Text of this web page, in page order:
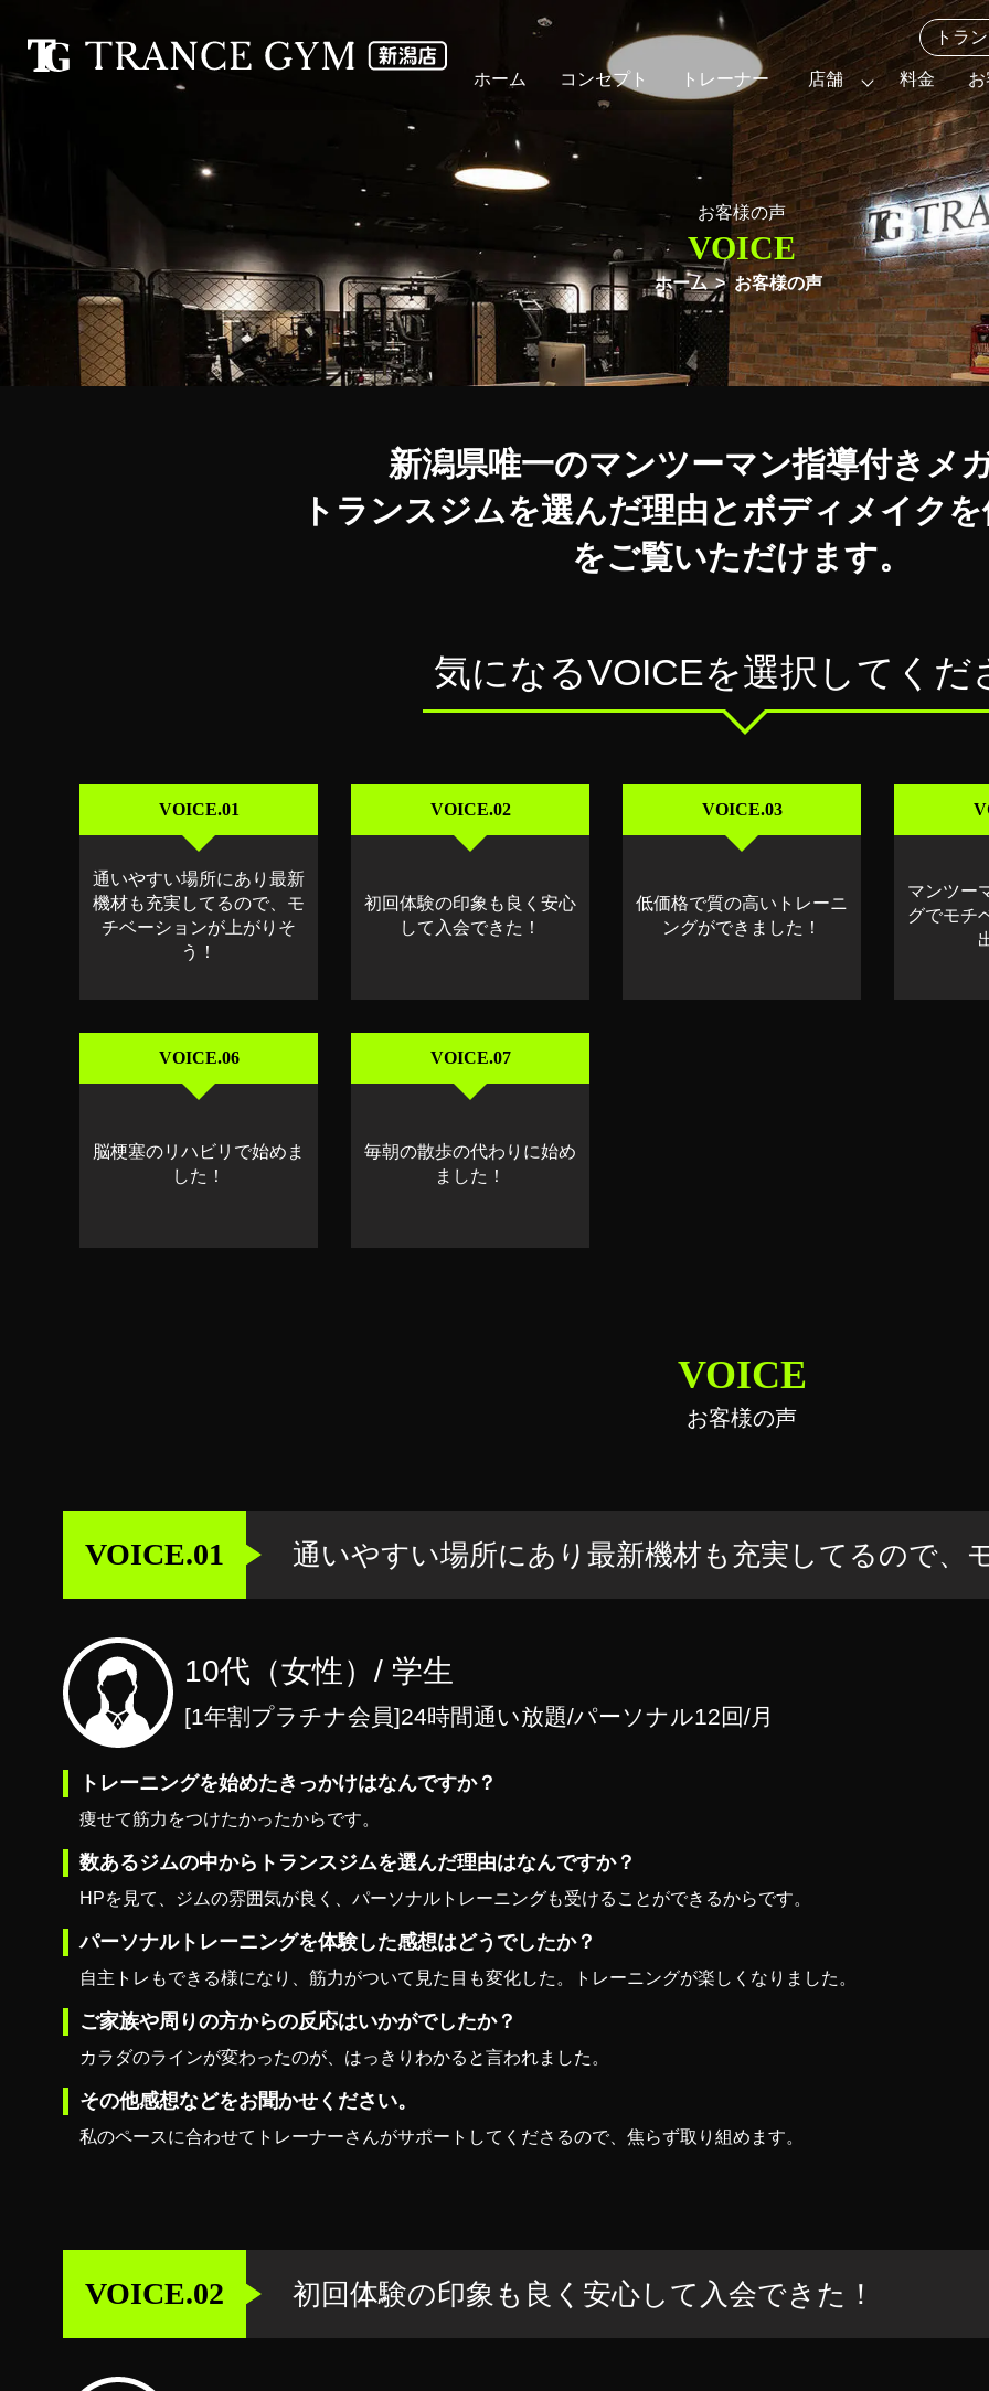
トラ
ホーム コンセプト トレーナー 店舗 料金
お客様の声
VOICE
ホーム お客様の声
新潟県唯⼀のマンツーマン指導付きメ
トランスジムを選んだ理由とボディメイク
をご覧いただけます。
気になるVOICEを選択してくだ
VOICE.01
通いやすい場所にあり最新
機材も充実してるので、モ
チベーションが上がりそ
う！
VOICE.02
初回体験の印象も良く安心
して入会できた！
VOICE.03
低価格で質の高いトレーニ
ングができました！
マンツー
グでモチ
VOICE.06
脳梗塞のリハビリで始めま
した！
VOICE.07
毎朝の散歩の代わりに始め
ました！
VOICE
お客様の声
VOICE.01 通いやすい場所にあり最新機材も充実してるので、
10代（女性）/ 学生
[1年割プラチナ会員]24時間通い放題/パーソナル12回/月
トレーニングを始めたきっかけはなんですか？
痩せて筋力をつけたかったからです。
数あるジムの中からトランスジムを選んだ理由はなんですか？
HPを見て、ジムの雰囲気が良く、パーソナルトレーニングも受けることができるからです。
パーソナルトレーニングを体験した感想はどうでしたか？
自主トレもできる様になり、筋力がついて見た目も変化した。トレーニングが楽しくなりました。
ご家族や周りの方からの反応はいかがでしたか？
カラダのラインが変わったのが、はっきりわかると言われました。
その他感想などをお聞かせください。
私のペースに合わせてトレーナーさんがサポートしてくださるので、焦らず取り組めます。
VOICE.02 初回体験の印象も良く安心して入会できた！